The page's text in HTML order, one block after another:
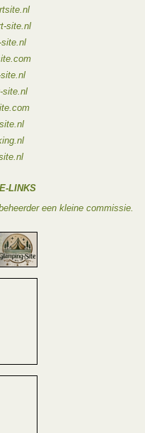
site.nl
site.nl
site.nl
LINKS
een kleine commissie.